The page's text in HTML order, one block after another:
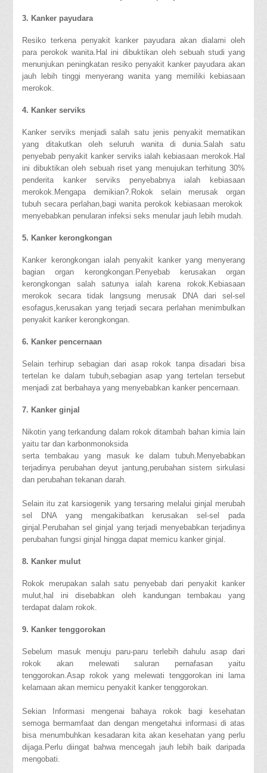
3. Kanker payudara
Resiko terkena penyakit kanker payudara akan dialami oleh
para perokok wanita.Hal ini dibuktikan oleh sebuah studi yang
menunjukan peningkatan resiko penyakit kanker payudara akan
jauh lebih tinggi menyerang wanita yang memiliki kebiasaan
merokok.
4. Kanker serviks
Kanker serviks menjadi salah satu jenis penyakit mematikan
yang ditakutkan oleh seluruh wanita di dunia.Salah satu
penyebab penyakit kanker serviks ialah kebiasaan merokok.Hal
ini dibuktikan oleh sebuah riset yang menujukan terhitung 30%
penderita kanker serviks penyebabnya ialah kebiasaan
merokok.Mengapa demikian?.Rokok selain merusak organ
tubuh secara perlahan,bagi wanita perokok kebiasaan merokok
menyebabkan penularan infeksi seks menular jauh lebih mudah.
5. Kanker kerongkongan
Kanker kerongkongan ialah penyakit kanker yang menyerang
bagian organ kerongkongan.Penyebab kerusakan organ
kerongkongan salah satunya ialah karena rokok.Kebiasaan
merokok secara tidak langsung merusak DNA dari sel-sel
esofagus,kerusakan yang terjadi secara perlahan menimbulkan
penyakit kanker kerongkongan.
6. Kanker pencernaan
Selain terhirup sebagian dari asap rokok tanpa disadari bisa
tertelan ke dalam tubuh,sebagian asap yang tertelan tersebut
menjadi zat berbahaya yang menyebabkan kanker pencernaan.
7. Kanker ginjal
Nikotin yang terkandung dalam rokok ditambah bahan kimia lain
yaitu tar dan karbonmonoksida
serta tembakau yang masuk ke dalam tubuh.Menyebabkan
terjadinya perubahan deyut jantung,perubahan sistem sirkulasi
dan perubahan tekanan darah.
Selain itu zat karsiogenik yang tersaring melalui ginjal merubah
sel DNA yang mengakibatkan kerusakan sel-sel pada
ginjal.Perubahan sel ginjal yang terjadi menyebabkan terjadinya
perubahan fungsi ginjal hingga dapat memicu kanker ginjal.
8. Kanker mulut
Rokok merupakan salah satu penyebab dari penyakit kanker
mulut,hal ini disebabkan oleh kandungan tembakau yang
terdapat dalam rokok.
9. Kanker tenggorokan
Sebelum masuk menuju paru-paru terlebih dahulu asap dari
rokok akan melewati saluran pernafasan yaitu
tenggorokan.Asap rokok yang melewati tenggorokan ini lama
kelamaan akan memicu penyakit kanker tenggorokan.
Sekian Informasi mengenai bahaya rokok bagi kesehatan
semoga bermamfaat dan dengan mengetahui informasi di atas
bisa menumbuhkan kesadaran kita akan kesehatan yang perlu
dijaga.Perlu diingat bahwa mencegah jauh lebih baik daripada
mengobati.